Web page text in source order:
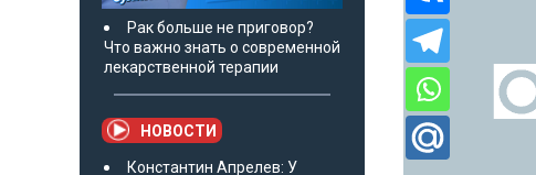
Рак больше не приговор?
Что важно знать о современной
лекарственной терапии
НОВОСТИ
Константин Апрелев: У